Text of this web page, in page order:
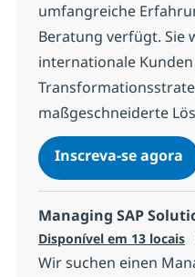
umfangreiche
Beratung verfügt. Sie
internationale
maßgeschneiderte
Inscreva-se agora
Managing SAP
Disponível em 13 locais
Wir suchen einen